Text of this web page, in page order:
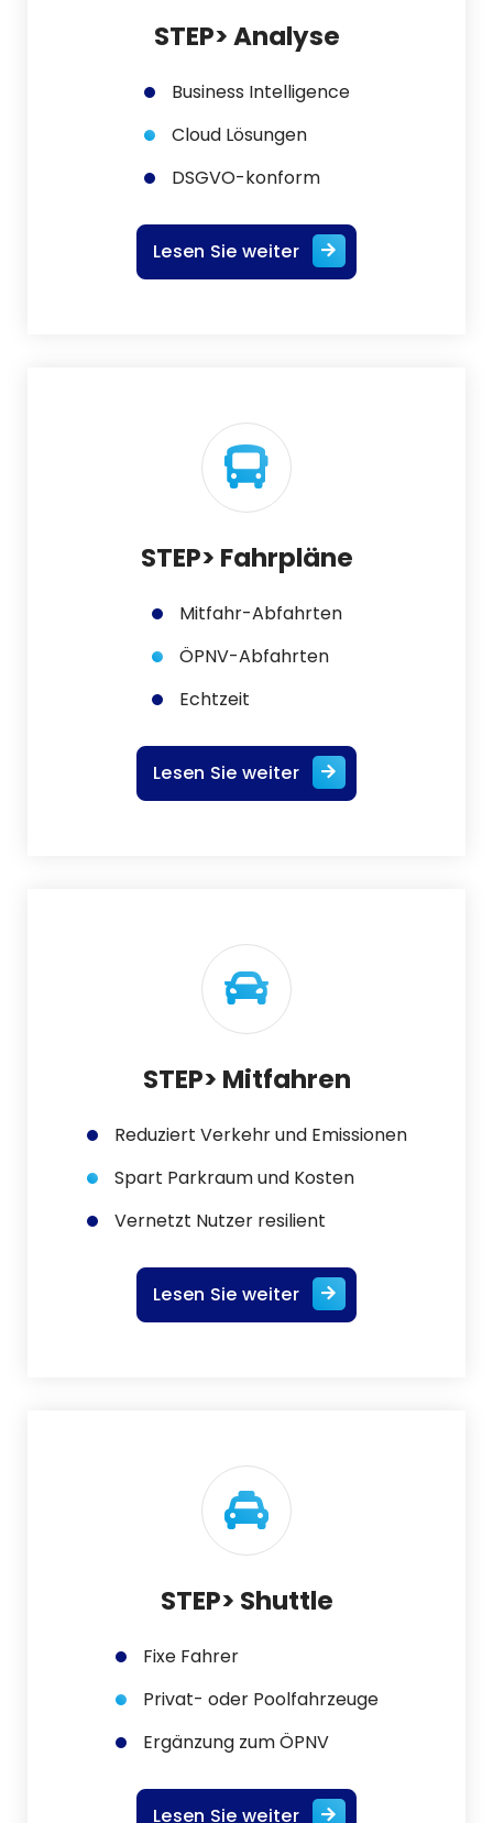
STEP> Analyse
Business Intelligence
Cloud Lösungen
DSGVO-konform
Lesen Sie weiter
STEP> Fahrpläne
Mitfahr-Abfahrten
ÖPNV-Abfahrten
Echtzeit
Lesen Sie weiter
STEP> Mitfahren
Reduziert Verkehr und Emissionen
Spart Parkraum und Kosten
Vernetzt Nutzer resilient
Lesen Sie weiter
STEP> Shuttle
Fixe Fahrer
Privat- oder Poolfahrzeuge
Ergänzung zum ÖPNV
Lesen Sie weiter